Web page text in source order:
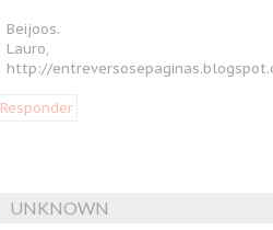
Beijoos.
Lauro,
http://
Responder
UNKNOWN